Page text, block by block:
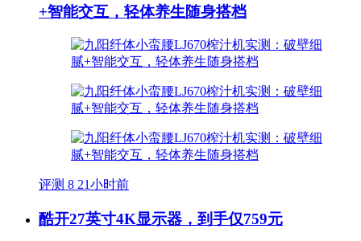
+智能交互，轻体养生随身搭档
评测 8 21小时前
酷开27英寸4K显示器，到手仅759元